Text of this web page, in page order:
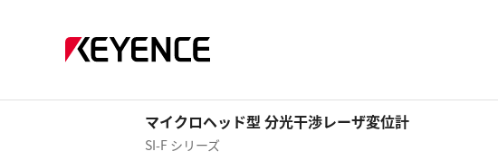
マイクロヘッド型 分光干渉レーザ変位計
SI-F シリーズ